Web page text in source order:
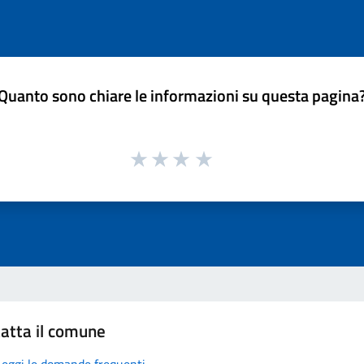
sono chiare le informazioni su questa
il comune